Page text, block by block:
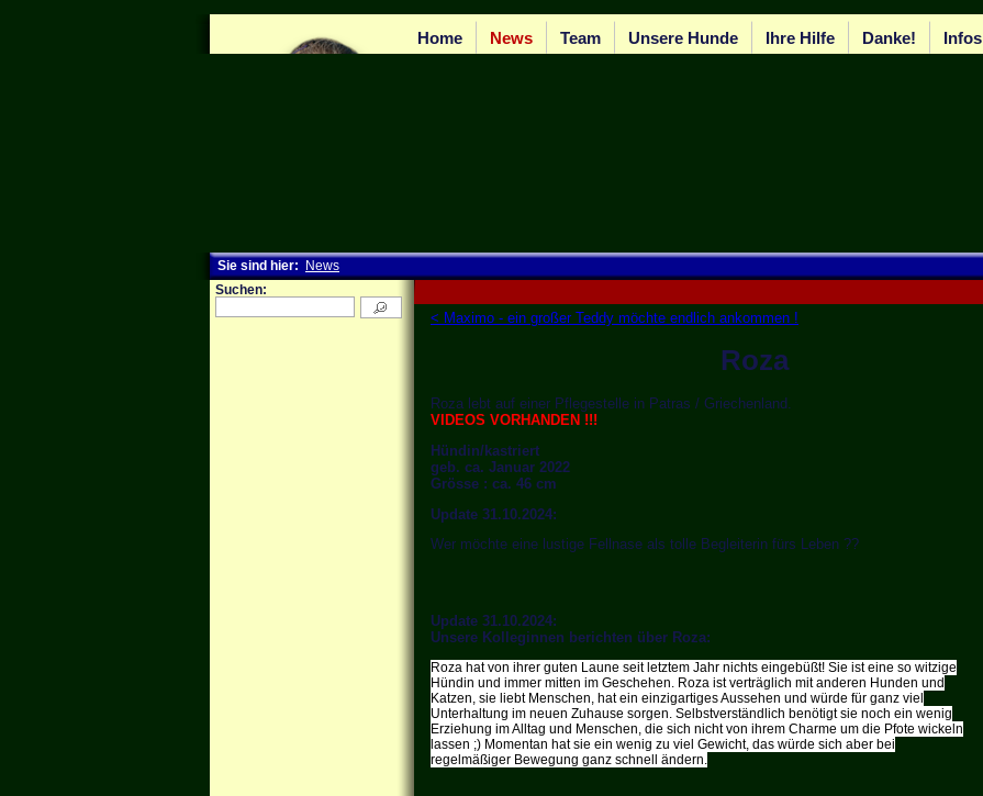
Home News Team Unsere Hunde Ihre Hilfe Danke! Infos
Sie sind hier: News
Suchen:
< Maximo - ein großer Teddy möchte endlich ankommen !
Roza
Roza lebt auf einer Pflegestelle in Patras / Griechenland.
VIDEOS VORHANDEN !!!
Hündin/kastriert
geb. ca. Januar 2022
Grösse : ca. 46 cm
Update 31.10.2024:
Wer möchte eine lustige Fellnase als tolle Begleiterin fürs Leben ??
Update 31.10.2024:
Unsere Kolleginnen berichten über Roza:
Roza hat von ihrer guten Laune seit letztem Jahr nichts eingebüßt! Sie ist eine so witzige
Hündin und immer mitten im Geschehen. Roza ist verträglich mit anderen Hunden und
Katzen, sie liebt Menschen, hat ein einzigartiges Aussehen und würde für ganz viel
Unterhaltung im neuen Zuhause sorgen. Selbstverständlich benötigt sie noch ein wenig
Erziehung im Alltag und Menschen, die sich nicht von ihrem Charme um die Pfote wickeln
lassen ;) Momentan hat sie ein wenig zu viel Gewicht, das würde sich aber bei
regelmäßiger Bewegung ganz schnell ändern.